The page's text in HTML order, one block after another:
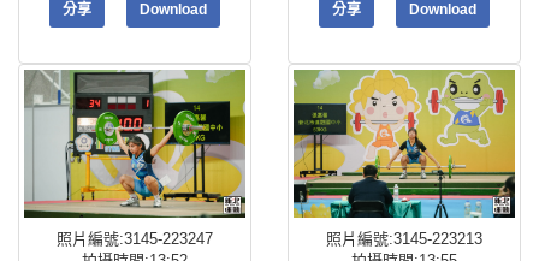
分享 Download 分享 Download
照片編號:3145-223247
照片編號:3145-223213